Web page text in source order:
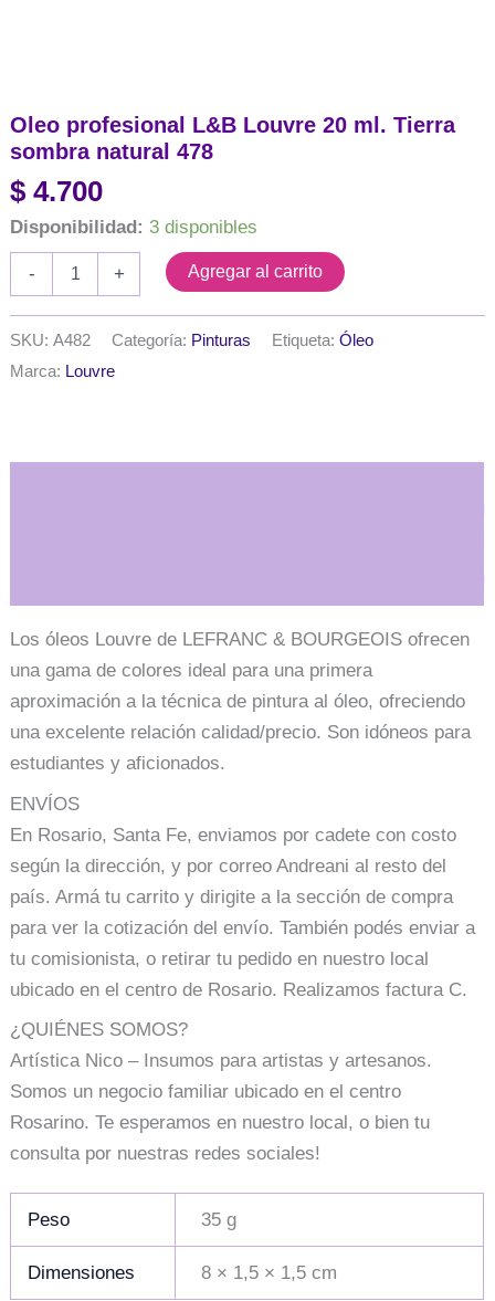
Oleo profesional L&B Louvre 20 ml. Tierra
sombra natural 478
$ 4.700
Disponibilidad: 3 disponibles
-
profesional
20
ml.
478
+ Agregar al carrito
SKU:A482 Categoría: Pinturas Etiqueta:Óleo
Marca: Louvre
Los óleos Louvre de LEFRANC & BOURGEOIS ofrecen
una gama de colores ideal para una primera
aproximación a la técnica de pintura al óleo, ofreciendo
una excelente relación calidad/precio. Son idóneos para
estudiantes y aficionados.
ENVÍOS
En Rosario, Santa Fe, enviamos por cadete con costo
según la dirección, y por correo Andreani al resto del
país. Armá tu carrito y dirigite a la sección de compra
para ver la cotización del envío. También podés enviar a
tu comisionista, o retirar tu pedido en nuestro local
ubicado en el centro de Rosario. Realizamos factura C.
¿QUIÉNES SOMOS?
Artística Nico – Insumos para artistas y artesanos.
Somos un negocio familiar ubicado en el centro
Rosarino. Te esperamos en nuestro local, o bien tu
consulta por nuestras redes sociales!
Peso 35 g
Dimensiones 8 × 1,5 × 1,5 cm